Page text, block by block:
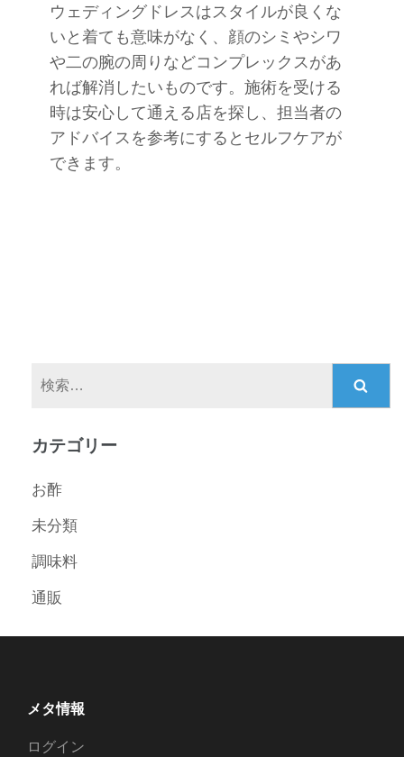
ウェディングドレスはスタイルが良くな
いと着ても意味がなく、顔のシミやシワ
や二の腕の周りなどコンプレックスがあ
れば解消したいものです。施術を受ける
時は安心して通える店を探し、担当者の
アドバイスを参考にするとセルフケアが
できます。
カテゴリー
お酢
未分類
調味料
通販
メタ情報
ログイン